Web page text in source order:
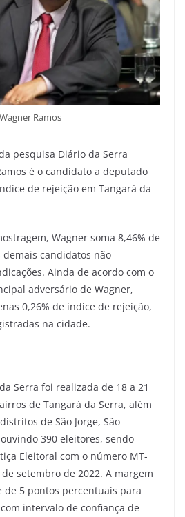
Wagner Ramos
pesquisa Diário da Serra
é o candidato a deputado
de rejeição em Tangará da
Wagner soma 8,46% de
candidatos não
Ainda de acordo com o
adversário de Wagner,
0,26% de índice de rejeição,
na cidade.
Serra foi realizada de 18 a 21
de Tangará da Serra, além
de São Jorge, São
390 eleitores, sendo
Eleitoral com o número MT-
setembro de 2022. A margem
de 5 pontos percentuais para
intervalo de confiança de